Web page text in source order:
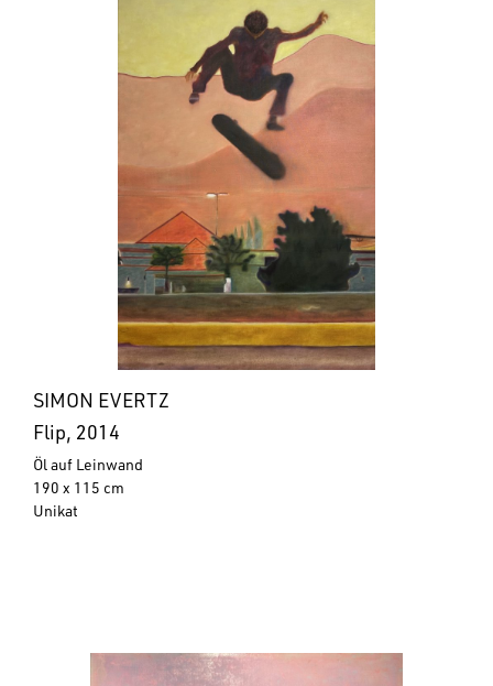
SIMON EVERTZ
Flip, 2014
Öl auf Leinwand
190 x 115 cm
Unikat